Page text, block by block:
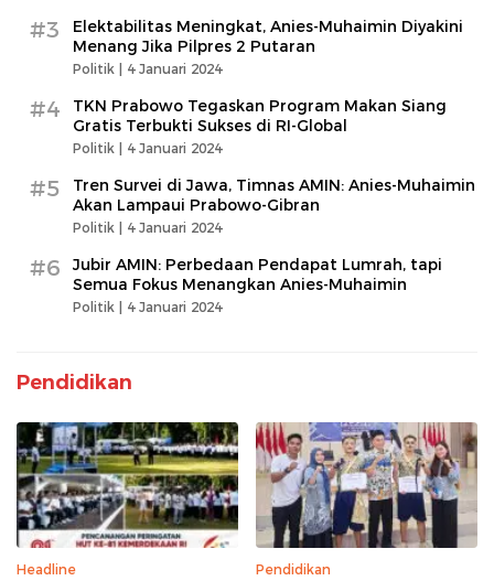
#3
Elektabilitas Meningkat, Anies-Muhaimin Diyakini
Menang Jika Pilpres 2 Putaran
Politik | 4 Januari 2024
#4
TKN Prabowo Tegaskan Program Makan Siang
Gratis Terbukti Sukses di RI-Global
Politik | 4 Januari 2024
#5
Tren Survei di Jawa, Timnas AMIN: Anies-Muhaimin
Akan Lampaui Prabowo-Gibran
Politik | 4 Januari 2024
#6
Jubir AMIN: Perbedaan Pendapat Lumrah, tapi
Semua Fokus Menangkan Anies-Muhaimin
Politik | 4 Januari 2024
Pendidikan
Headline Pendidikan